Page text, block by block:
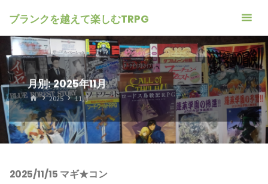
ブランクを越えて楽しむTRPG
月別: 2025年11月
ホ
ム
2025 11月
2025/11/15 マギ★コン